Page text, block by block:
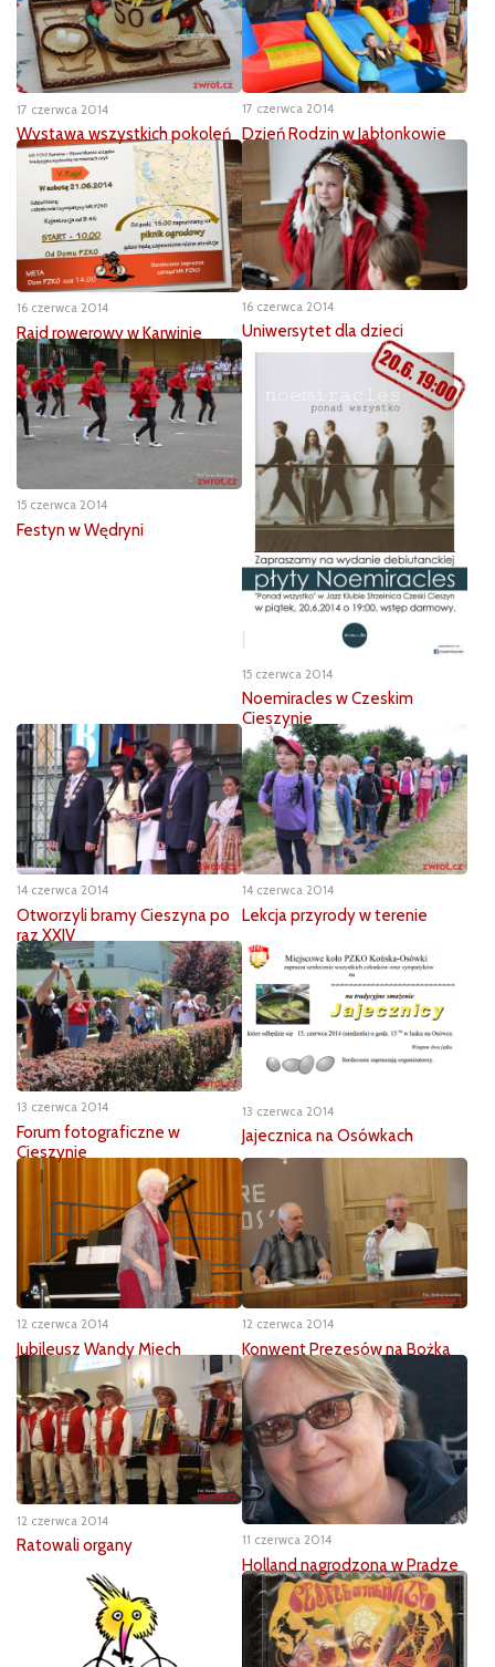
17 czerwca 2014
Wystawa wszystkich pokoleń
17 czerwca 2014
Dzień Rodzin w Jabłonkowie
16 czerwca 2014
Rajd rowerowy w Karwinie
16 czerwca 2014
Uniwersytet dla dzieci
15 czerwca 2014
Festyn w Wędryni
15 czerwca 2014
Noemiracles w Czeskim
Cieszynie
14 czerwca 2014
Otworzyli bramy Cieszyna po
raz XXIV
14 czerwca 2014
Lekcja przyrody w terenie
13 czerwca 2014
Forum fotograficzne w
Cieszynie
13 czerwca 2014
Jajecznica na Osówkach
12 czerwca 2014
Jubileusz Wandy Miech
12 czerwca 2014
Konwent Prezesów na Bożka
12 czerwca 2014
Ratowali organy 11 czerwca 2014
Holland nagrodzona w Pradze